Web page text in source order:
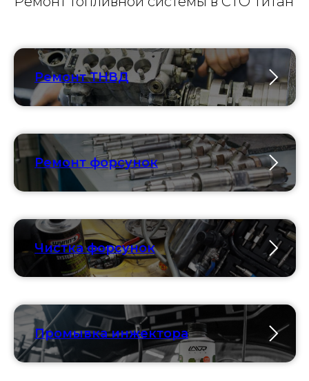
Ремонт ТНВД
Ремонт форсунок
Чистка форсунок
Промывка инжектора